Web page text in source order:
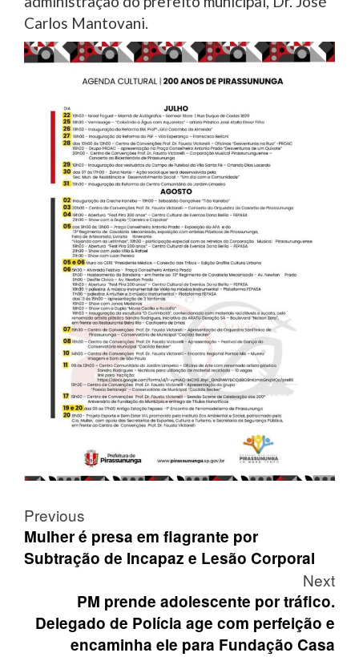
Carlos Mantovani.
Post
navigation
Previous
Mulher é presa em flagrante por
Subtração de Incapaz e Lesão Corporal
Next
PM prende adolescente por tráfico.
Delegado de Polícia age com perfeição e
encaminha ele para Fundação Casa